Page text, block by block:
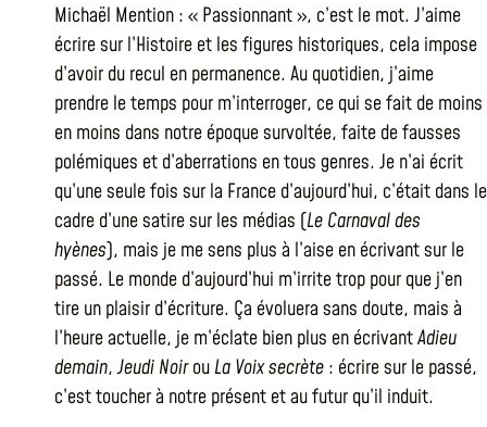
Michaël Mention : « Passionnant », c’est le mot. J’aime
écrire sur l’Histoire et les figures historiques, cela impose
d’avoir du recul en permanence. Au quotidien, j’aime
prendre le temps pour m’interroger, ce qui se fait de moins
en moins dans notre époque survoltée, faite de fausses
polémiques et d’aberrations en tous genres. Je n’ai écrit
qu’une seule fois sur la France d’aujourd’hui, c’était dans le
cadre d’une satire sur les médias (Le Carnaval des
hyènes), mais je me sens plus à l’aise en écrivant sur le
passé. Le monde d’aujourd’hui m’irrite trop pour que j’en
tire un plaisir d’écriture. Ça évoluera sans doute, mais à
l’heure actuelle, je m’éclate bien plus en écrivantAdieu
demain,Jeudi Noirou La Voix secrète : écrire sur le passé,
c’est toucher à notre présent et au futur qu’il induit.